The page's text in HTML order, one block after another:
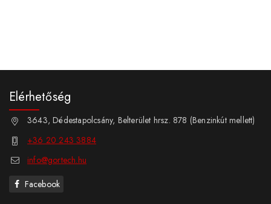
Elérhetőség
3643, Dédestapolcsány, Belterület hrsz. 878 (Benzinkút mellett)
+36 20 243 3884
info@gortech.hu
Facebook